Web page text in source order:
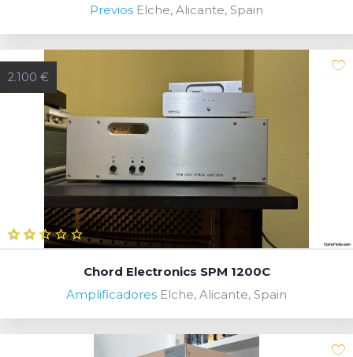
Previos Elche, Alicante, Spain
2.100 €
Chord Electronics SPM 1200C
Amplificadores Elche, Alicante, Spain